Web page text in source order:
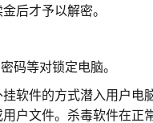
后才予以解密。
等对锁定电脑。
件的方式潜入用户电
户文件。杀毒软件在正